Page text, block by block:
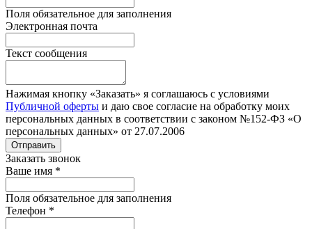
Поля обязательное для заполнения
Электронная почта
Текст сообщения
Нажимая кнопку «Заказать» я соглашаюсь с условиями
Публичной оферты и даю свое согласие на обработку моих
персональных данных в соответствии с законом №152-ФЗ «О
персональных данных» от 27.07.2006
Отправить
Заказать звонок
Ваше имя *
Поля обязательное для заполнения
Телефон *